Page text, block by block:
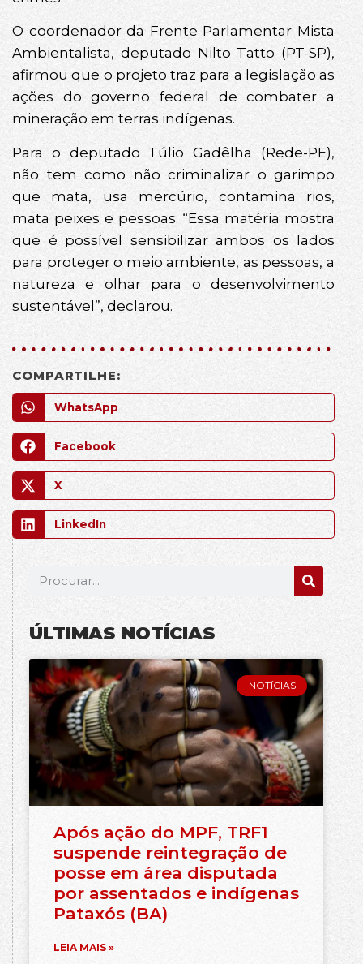
O coordenador da Frente Parlamentar Mista
Ambientalista, deputado Nilto Tatto (PT-SP),
afirmou que o projeto traz para a legislação as
ações do governo federal de combater a
mineração em terras indígenas.
Para o deputado Túlio Gadêlha (Rede-PE),
não tem como não criminalizar o garimpo
que mata, usa mercúrio, contamina rios,
mata peixes e pessoas. “Essa matéria mostra
que é possível sensibilizar ambos os lados
para proteger o meio ambiente, as pessoas, a
natureza e olhar para o desenvolvimento
sustentável”, declarou.
COMPARTILHE:
WhatsApp
Facebook
X
LinkedIn
ÚLTIMAS NOTÍCIAS
NOTÍCIAS
Após ação do MPF, TRF1
suspende reintegração de
posse em área disputada
por assentados e indígenas
Pataxós (BA)
LEIA MAIS »